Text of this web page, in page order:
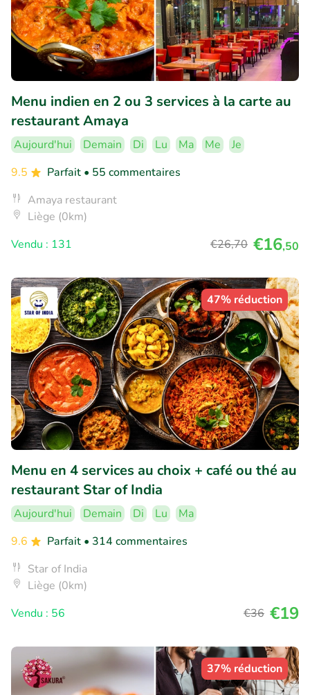
Menu indien en 2 ou 3 services à la carte au
restaurant Amaya
Aujourd'hui Demain Di Lu Ma Me
Je
9.5
Parfait • 55 commentaires
Amaya restaurant
Liège (0km)
Vendu : 131
€26,70 €16,50
47% réduction
Menu en 4 services au choix + café ou thé au
restaurant Star of India
Aujourd'hui Demain Di Lu
Ma
9.6
Parfait • 314 commentaires
Star of India
Liège (0km)
Vendu : 56
€36 €19
37% réduction